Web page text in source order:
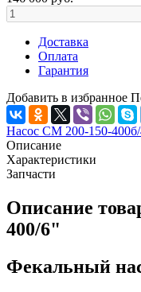
Доставка
Оплата
Гарантия
Добавить в избранное
Насос СМ 200-150-
Описание
Характеристики
Запчасти
Описание
400/6"
Фекальный